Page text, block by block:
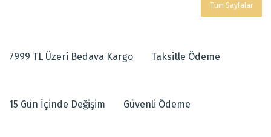
Tüm Sayfalar
7999 TL Üzeri Bedava Kargo Taksitle Ödeme
15 Gün İçinde Değişim Güvenli Ödeme